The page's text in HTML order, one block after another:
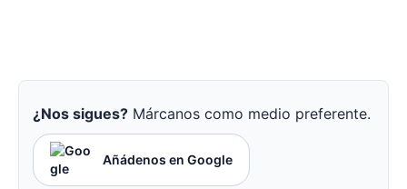
¿Nos sigues? Márcanos como medio preferente.
Añádenos en Google